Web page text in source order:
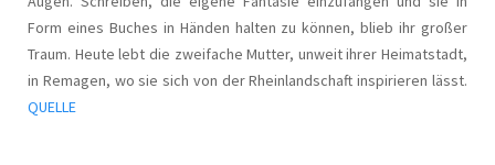
Form eines Buches in Händen halten zu können, blieb ihr großer
Traum. Heute lebt die zweifache Mutter, unweit ihrer Heimatstadt,
in Remagen, wo sie sich von der Rheinlandschaft inspirieren lässt.
QUELLE